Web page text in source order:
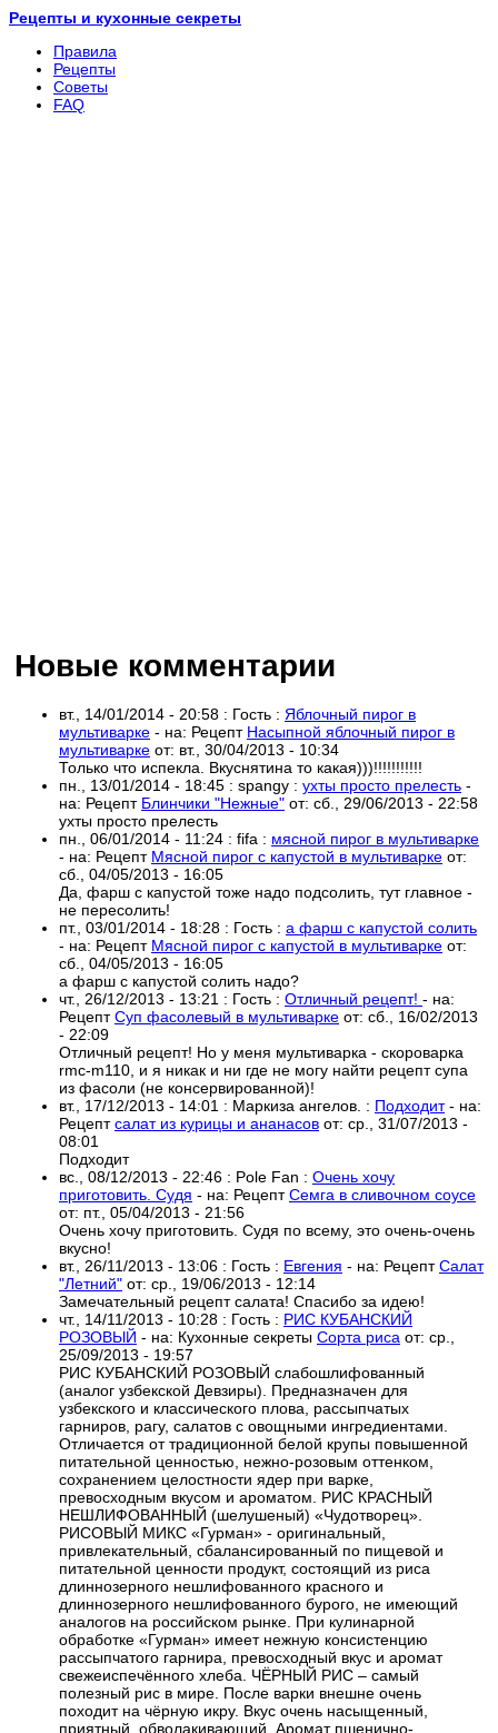
Рецепты и кухонные секреты
Правила
Рецепты
Советы
FAQ
Новые комментарии
вт., 14/01/2014 - 20:58 : Гость : Яблочный пирог в
мультиварке - на: Рецепт Насыпной яблочный пирог в
мультиварке от: вт., 30/04/2013 - 10:34
Только что испекла. Вкуснятина то какая)))!!!!!!!!!!!
пн., 13/01/2014 - 18:45 : spangy : ухты просто прелесть -
на: Рецепт Блинчики "Нежные" от: сб., 29/06/2013 - 22:58
ухты просто прелесть
пн., 06/01/2014 - 11:24 : fifa : мясной пирог в мультиварке
- на: Рецепт Мясной пирог с капустой в мультиварке от:
сб., 04/05/2013 - 16:05
Да, фарш с капустой тоже надо подсолить, тут главное -
не пересолить!
пт., 03/01/2014 - 18:28 : Гость : а фарш с капустой солить
- на: Рецепт Мясной пирог с капустой в мультиварке от:
сб., 04/05/2013 - 16:05
а фарш с капустой солить надо?
чт., 26/12/2013 - 13:21 : Гость : Отличный рецепт! - на:
Рецепт Суп фасолевый в мультиварке от: сб., 16/02/2013
- 22:09
Отличный рецепт! Но у меня мультиварка - скороварка
rmc-m110, и я никак и ни где не могу найти рецепт супа
из фасоли (не консервированной)‎!
вт., 17/12/2013 - 14:01 : Маркиза ангелов. : Подходит - на:
Рецепт салат из курицы и ананасов от: ср., 31/07/2013 -
08:01
Подходит
вс., 08/12/2013 - 22:46 : Pole Fan : Очень хочу
приготовить. Судя - на: Рецепт Семга в сливочном соусе
от: пт., 05/04/2013 - 21:56
Очень хочу приготовить. Судя по всему, это очень-очень
вкусно!
вт., 26/11/2013 - 13:06 : Гость : Евгения - на: Рецепт Салат
"Летний" от: ср., 19/06/2013 - 12:14
Замечательный рецепт салата! Спасибо за идею!
чт., 14/11/2013 - 10:28 : Гость : РИС КУБАНСКИЙ
РОЗОВЫЙ - на: Кухонные секреты Сорта риса от: ср.,
25/09/2013 - 19:57
РИС КУБАНСКИЙ РОЗОВЫЙ слабошлифованный
(аналог узбекской Девзиры). Предназначен для
узбекского и классического плова, рассыпчатых
гарниров, рагу, салатов с овощными ингредиентами.
Отличается от традиционной белой крупы повышенной
питательной ценностью, нежно-розовым оттенком,
сохранением целостности ядер при варке,
превосходным вкусом и ароматом. РИС КРАСНЫЙ
НЕШЛИФОВАННЫЙ (шелушеный) «Чудотворец».
РИСОВЫЙ МИКС «Гурман» - оригинальный,
привлекательный, сбалансированный по пищевой и
питательной ценности продукт, состоящий из риса
длиннозерного нешлифованного красного и
длиннозерного нешлифованного бурого, не имеющий
аналогов на российском рынке. При кулинарной
обработке «Гурман» имеет нежную консистенцию
рассыпчатого гарнира, превосходный вкус и аромат
свежеиспечённого хлеба. ЧЁРНЫЙ РИС – самый
полезный рис в мире. После варки внешне очень
походит на чёрную икру. Вкус очень насыщенный,
приятный, обволакивающий. Аромат пшенично-